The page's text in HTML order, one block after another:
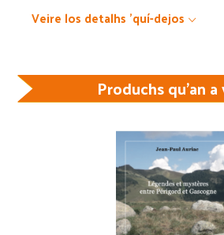
Veire los detalhs 'quí-dejos
Produchs qu'an a